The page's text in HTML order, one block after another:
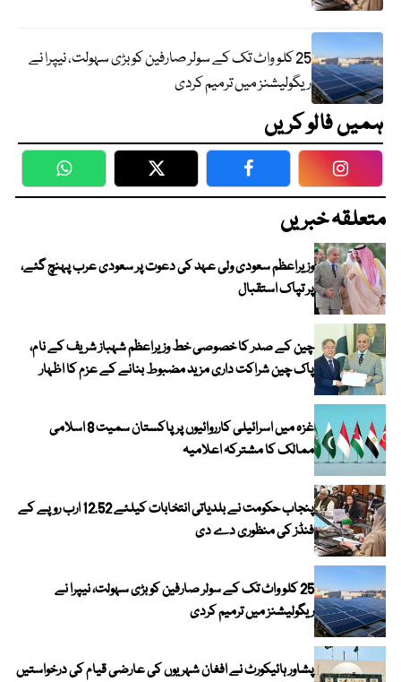
25 کلو واٹ تک کے سولر صارفین کو بڑی سہولت، نیپرا نے
ریگولیشنز میں ترمیم کردی
ہمیں فالو کریں
WhatsApp Twitter Facebook
متعلقہ خبریں
وزیراعظم سعودی ولی عہد کی دعوت پر سعودی عرب پہنچ گئے،
پر تپاک استقبال
چین کے صدر کا خصوصی خط وزیراعظم شہباز شریف کے نام،
پاک چین شراکت داری مزید مضبوط بنانے کے عزم کا اظہار
غزہ میں اسرائیلی کارروائیوں پر پاکستان سمیت 8 اسلامی
ممالک کا مشترکہ اعلامیہ
پنجاب حکومت نے بلدیاتی انتخابات کیلئے 12.52 ارب روپے کے
فنڈز کی منظوری دے دی
25 کلو واٹ تک کے سولر صارفین کو بڑی سہولت، نیپرا نے
ریگولیشنز میں ترمیم کردی
پشاور ہائیکورٹ نے افغان شہریوں کی عارضی قیام کی درخواستیں